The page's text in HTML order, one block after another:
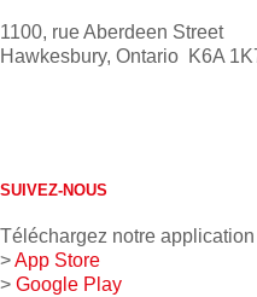
1100, rue Aberdeen Street
Hawkesbury, Ontario K6A
SUIVEZ-NOUS
Téléchargez notre application
>App Store
> Google Play